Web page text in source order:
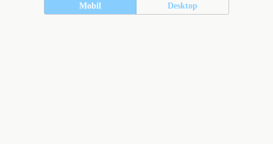
Mobil Desktop